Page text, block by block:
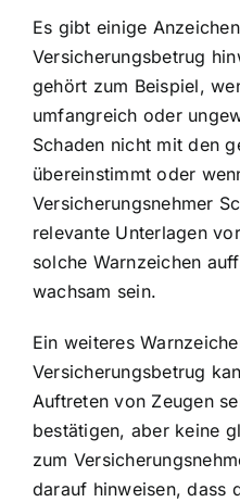
Es gibt einige
Versicherungsbetrug
gehört zum Beispiel,
umfangreich oder
Schaden nicht mit den
übereinstimmt oder
Versicherungsnehmer
relevante Unterlagen
solche Warnzeichen
wachsam sein.
Ein weiteres
Versicherungsbetrug
Auftreten von Zeugen
bestätigen, aber keine
zum
darauf hinweisen, dass